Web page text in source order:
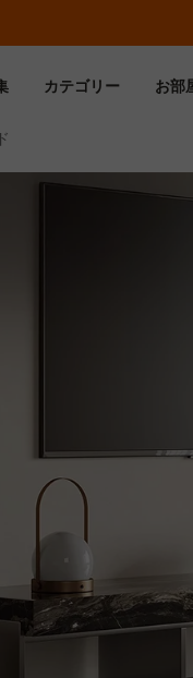
カテゴリー お部